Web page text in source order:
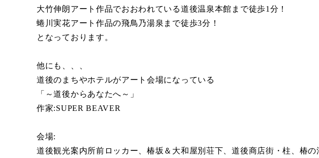
大竹伸朗アート作品でおおわれている道後温泉本館まで徒歩1分！
蜷川実花アート作品の飛鳥乃湯泉まで徒歩3分！
となっております。
他にも、、、
道後のまちやホテルがアート会場になっている
「～道後からあなたへ～」
作家:SUPER BEAVER
会場:
道後観光案内所前ロッカー、椿坂＆大和屋別荘下、道後商店街・柱、椿